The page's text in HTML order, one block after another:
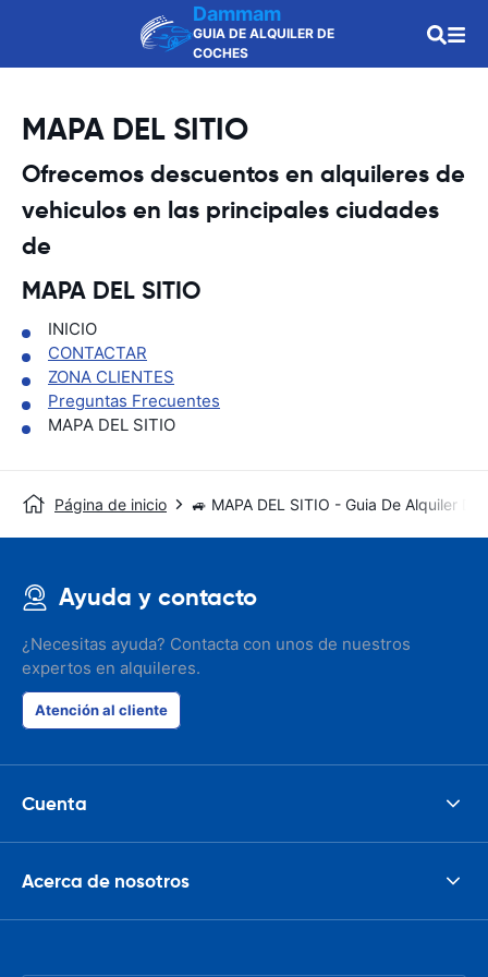
Dammam
GUIA DE ALQUILER DE
COCHES
MAPA DEL SITIO
Ofrecemos descuentos en alquileres de
vehiculos en las principales ciudades
de
MAPA DEL SITIO
INICIO
CONTACTAR
ZONA CLIENTES
Preguntas Frecuentes
MAPA DEL SITIO
Página de inicio 🚙 MAPA DEL SITIO - Guia De Alquiler De
Ayuda y contacto
¿Necesitas ayuda? Contacta con unos de nuestros
expertos en alquileres.
Atención al cliente
Cuenta
Acerca de nosotros